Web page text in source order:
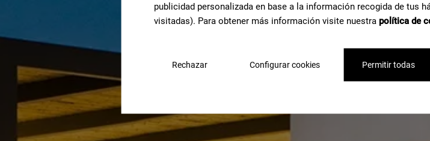
publicidad personalizada en base a la información recogida de tus
visitadas). Para obtener más información visite nuestra política de
Rechazar Configurar cookies Permitir todas